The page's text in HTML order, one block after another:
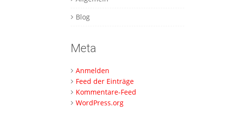
Blog
Meta
Anmelden
Feed der Einträge
Kommentare-Feed
WordPress.org